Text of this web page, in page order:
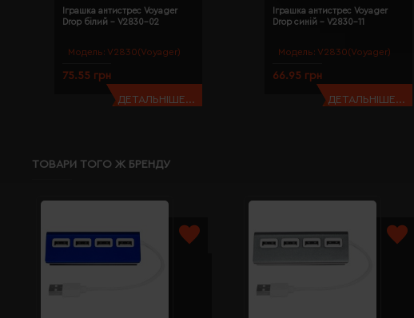
Модель: V2830(Voyager)
Іграшка антистрес Voyager
Drop білий - V2830-02
75.55 грн
ДЕТАЛЬНІШЕ...
Модель: V2830(Voyager)
Іграшка антистрес Voyager
Drop синій - V2830-11
66.95 грн
ДЕТАЛЬНІШЕ...
ТОВАРИ ТОГО Ж БРЕНДУ